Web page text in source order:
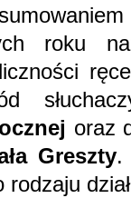
roku
oraz
Greszty.
rodzaju